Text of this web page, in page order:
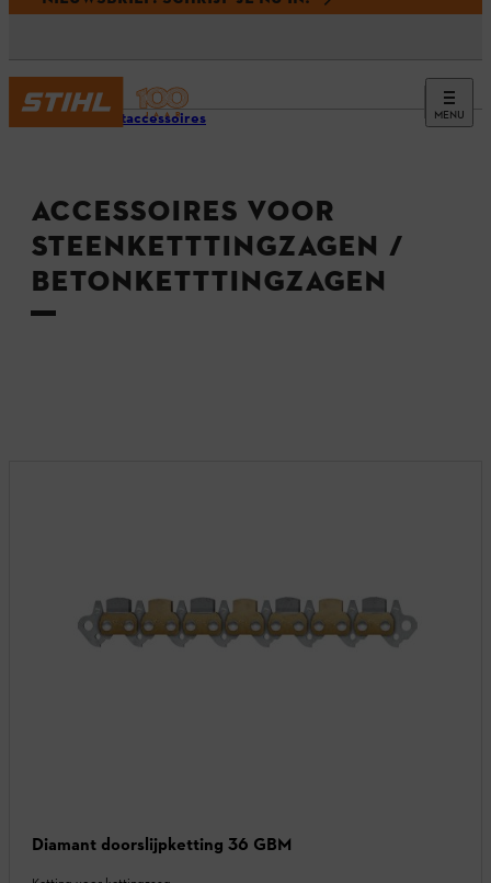
MENU
Productaccessoires
ACCESSOIRES VOOR
STEENKETTTINGZAGEN /
BETONKETTTINGZAGEN
Diamant doorslijpketting 36 GBM